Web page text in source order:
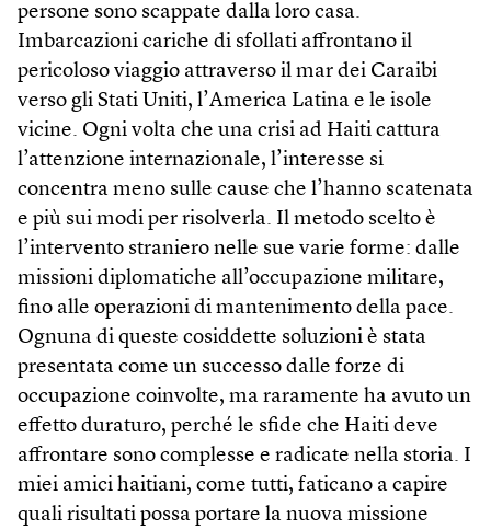
persone sono scappate dalla loro casa.
Imbarcazioni cariche di sfollati affrontano il
pericoloso viaggio attraverso il mar dei Caraibi
verso gli Stati Uniti, l’America Latina e le isole
vicine. Ogni volta che una crisi ad Haiti cattura
l’attenzione internazionale, l’interesse si
concentra meno sulle cause che l’hanno scatenata
e più sui modi per risolverla. Il metodo scelto è
l’intervento straniero nelle sue varie forme: dalle
missioni diplomatiche all’occupazione militare,
fino alle operazioni di mantenimento della pace.
Ognuna di queste cosiddette soluzioni è stata
presentata come un successo dalle forze di
occupazione coinvolte, ma raramente ha avuto un
effetto duraturo, perché le sfide che Haiti deve
affrontare sono complesse e radicate nella storia. I
miei amici haitiani, come tutti, faticano a capire
quali risultati possa portare la nuova missione